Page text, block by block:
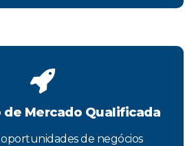
de Mercado Qualificada
de negócios